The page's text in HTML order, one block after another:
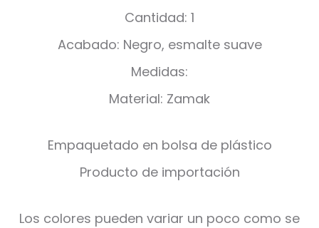
Cantidad: 1
Acabado: Negro, esmalte suave
Medidas:
Material: Zamak
Empaquetado en bolsa de plástico
Producto de importación
Los colores pueden variar un poco como se